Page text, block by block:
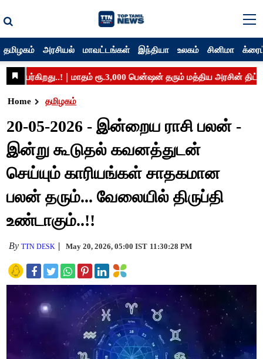
தமிழகம் அரசியல் மாவட்டங்கள் இந்தியா உலகம் சினிமா
Home தமிழகம்
20-05-2026 - இன்றைய ராசி பலன் -
இன்று கூடுதல் கவனத்துடன்
செய்யும் காரியங்கள் சாதகமான
பலன் தரும்... வேலையில் திருப்தி
உண்டாகும்..!!
ByTTN DESK May 20, 2026, 05:00 IST 11:30:28 PM